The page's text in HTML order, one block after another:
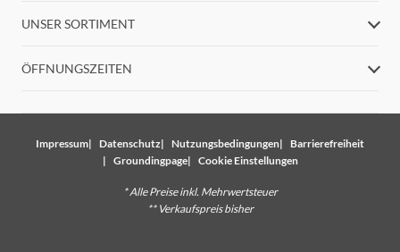
UNSER SORTIMENT
ÖFFNUNGSZEITEN
Impressum Datenschutz Nutzungsbedingungen
Barrierefreiheit
Groundingpage
Cookie Einstellungen
* Alle Preise inkl. Mehrwertsteuer
** Verkaufspreis bisher